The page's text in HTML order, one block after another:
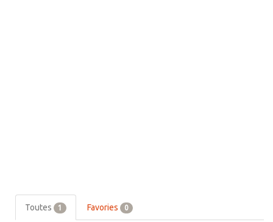
Toutes 1 Favories 0